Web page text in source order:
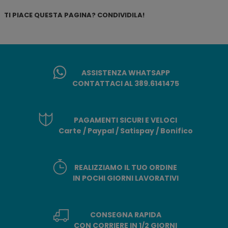
TI PIACE QUESTA PAGINA? CONDIVIDILA!
ASSISTENZA WHATSAPP
CONTATTACI AL 389.6141475
PAGAMENTI SICURI E VELOCI
Carte / Paypal / Satispay / Bonifico
REALIZZIAMO IL TUO ORDINE
IN POCHI GIORNI LAVORATIVI
CONSEGNA RAPIDA
CON CORRIERE IN 1/2 GIORNI